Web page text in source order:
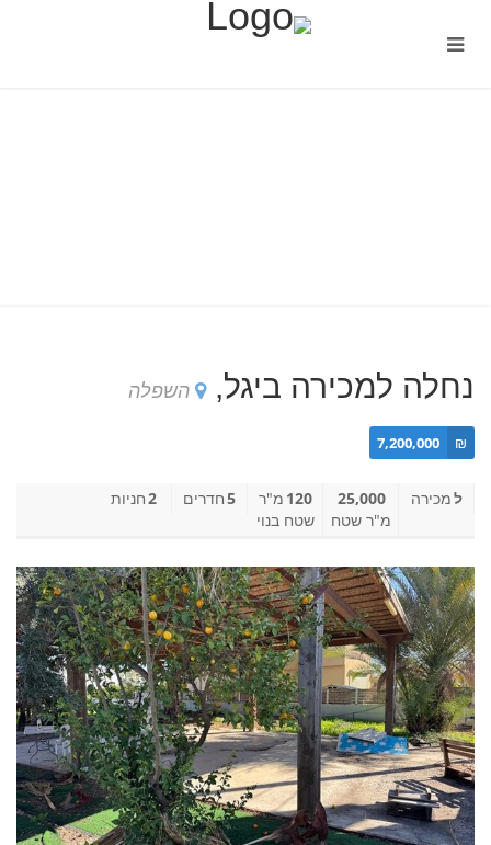
נחלה למכירה ביגל, השפלה
₪
7,200,000
למכירה
25,000
מ"ר שטח
120 מ"ר
שטח בנוי
5חדרים 2חניות